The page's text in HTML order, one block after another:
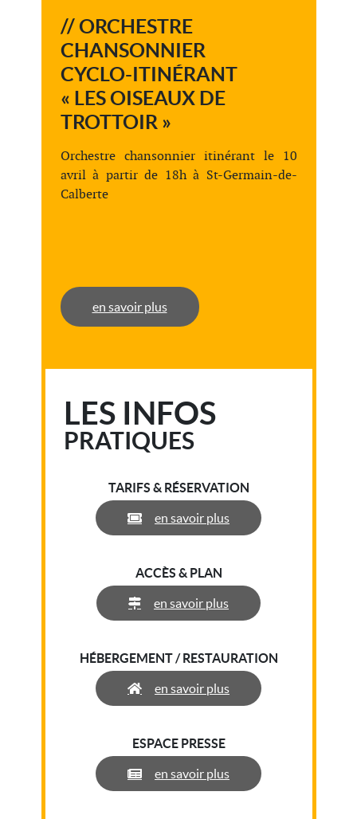
// ORCHESTRE
CHANSONNIER
CYCLO-ITINÉRANT
« LES OISEAUX DE
TROTTOIR »
Orchestre chansonnier itinérant le 10
avril à partir de 18h à St-Germain-de-
Calberte
en savoir plus
LES INFOS
PRATIQUES
TARIFS & RÉSERVATION
en savoir plus
ACCÈS & PLAN
en savoir plus
HÉBERGEMENT / RESTAURATION
en savoir plus
ESPACE PRESSE
en savoir plus